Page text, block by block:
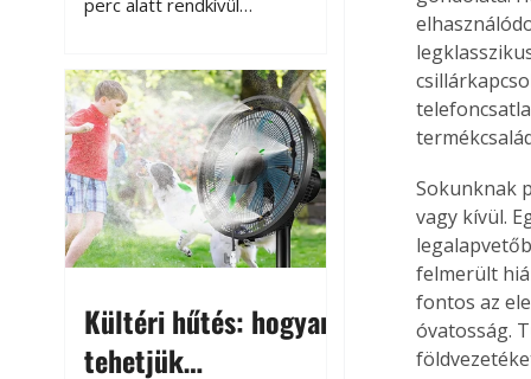
megközelítheti. Ez nemcsak a
beszállást teszi kellemetlenné,
hanem az autó állapotára és a
benne hagyott tárgyakra is
káros hatással lehet. Néhány
egyszerű óvintézkedéssel
azonban jelentősen
csökkenthetjük a hőség káros
Kültéri hűtés: hogyan
tehetjük
Sokunknak
vagy kívül.
felmerült
fontos az
óvatosság.